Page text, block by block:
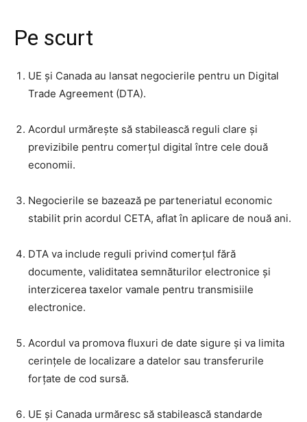
Pe scurt
UE și Canada au lansat negocierile pentru un Digital
Trade Agreement (DTA).
Acordul urmărește să stabilească reguli clare și
previzibile pentru comerțul digital între cele două
economii.
Negocierile se bazează pe parteneriatul economic
stabilit prin acordul CETA, aflat în aplicare de nouă ani.
DTA va include reguli privind comerțul fără
documente, validitatea semnăturilor electronice și
interzicerea taxelor vamale pentru transmisiile
electronice.
Acordul va promova fluxuri de date sigure și va limita
cerințele de localizare a datelor sau transferurile
forțate de cod sursă.
UE și Canada urmăresc să stabilească standarde